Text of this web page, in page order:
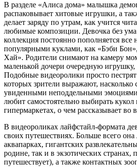
В разделе «Алиса дома» малышка
распаковывает хитовые игрушки, а
делает заряду по утрам, как учится
любимые композиции. Девочка без ума
коллекция постоянно пополняется
популярными куклами, как «Бэби
Хай». Родители снимают на камеру
маленькой дочери очередную игрушку,
Подобные видеоролики просто
которых зрители выражают, насколько
увиденными неподдельными
любит самостоятельно выбирать
гипермаркетах, о чем рассказывает во
В видеороликах лайфстайл-формата
своих путешествиях. Больше всего она
аквапарках, гигантских
родине, так и в экзотических странах,
путешествует), а также контактных